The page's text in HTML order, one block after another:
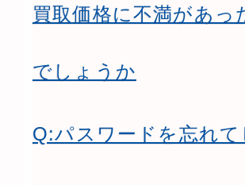
買取価格に不満があ
でしょうか
Q:パスワードを忘れ